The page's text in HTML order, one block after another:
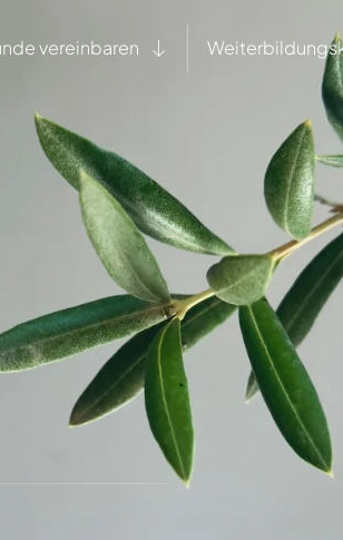
vereinbaren